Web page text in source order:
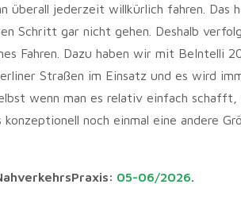
überall jederzeit willkürlich fahren. Das
Schritt gar nicht gehen. Deshalb
Fahren. Dazu haben wir mit BeIntelli
Straßen im Einsatz und es wird
wenn man es relativ einfach
noch einmal eine andere
05-06/2026.